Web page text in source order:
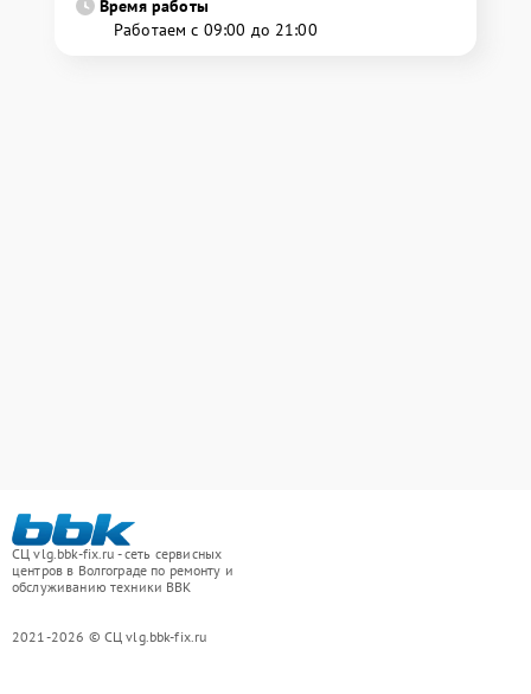
Время работы
Работаем с 09:00 до 21:00
СЦ vlg.bbk-fix.ru - сеть сервисных
центров в Волгограде по ремонту и
обслуживанию техники BBK
2021-2026 © СЦ vlg.bbk-fix.ru